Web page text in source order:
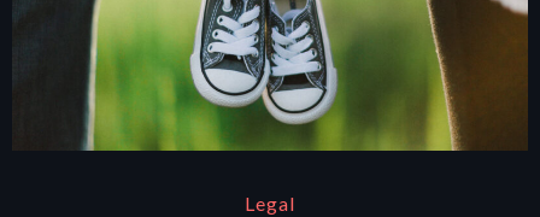
Legal